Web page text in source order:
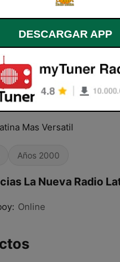
Radio Latina
Mas Versatil
Años 2000
La Nueva Radio
Online
DESCARGAR APP